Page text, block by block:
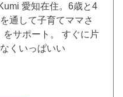
愛知在住。6歳と4
通して子育てママさ
をサポート。 すぐに片
くいっぱいい